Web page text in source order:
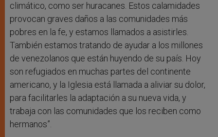
climático, como ser huracanes. Estos calamidades
provocan graves daños a las comunidades más
pobres en la fe, y estamos llamados a asistirles.
También estamos tratando de ayudar a los millones
de venezolanos que están huyendo de su país. Hoy
son refugiados en muchas partes del continente
americano, y la Iglesia está llamada a aliviar su dolor,
para facilitarles la adaptación a su nueva vida, y
trabaja con las comunidades que los reciben como
hermanos”.